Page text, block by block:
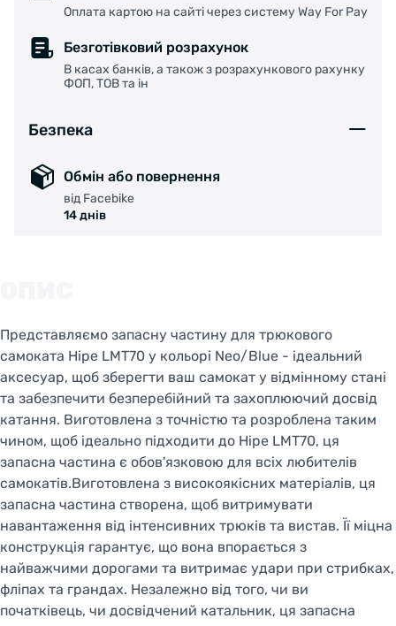
Оплата картою на сайті через систему Way For Pay
Безготівковий розрахунок
В касах банків, а також з розрахункового рахунку
ФОП, ТОВ та ін
Безпека
Обмін або повернення
від Facebike
14 днів
Представляємо запасну частину для трюкового
самоката Hipe LMT70 у кольорі Neo/Blue - ідеальний
аксесуар, щоб зберегти ваш самокат у відмінному стані
та забезпечити безперебійний та захоплюючий досвід
катання. Виготовлена з точністю та розроблена таким
чином, щоб ідеально підходити до Hipe LMT70, ця
запасна частина є обов'язковою для всіх любителів
самокатів.Виготовлена з високоякісних матеріалів, ця
запасна частина створена, щоб витримувати
навантаження від інтенсивних трюків та вистав. Її міцна
конструкція гарантує, що вона впорається з
найважчими дорогами та витримає удари при стрибках,
фліпах та грандах. Незалежно від того, чи ви
початківець, чи досвідчений катальник, ця запасна